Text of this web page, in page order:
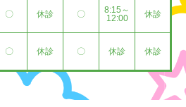
〇 休診 〇
8:15～
12:00
休診
〇 休診 〇 休診 休診